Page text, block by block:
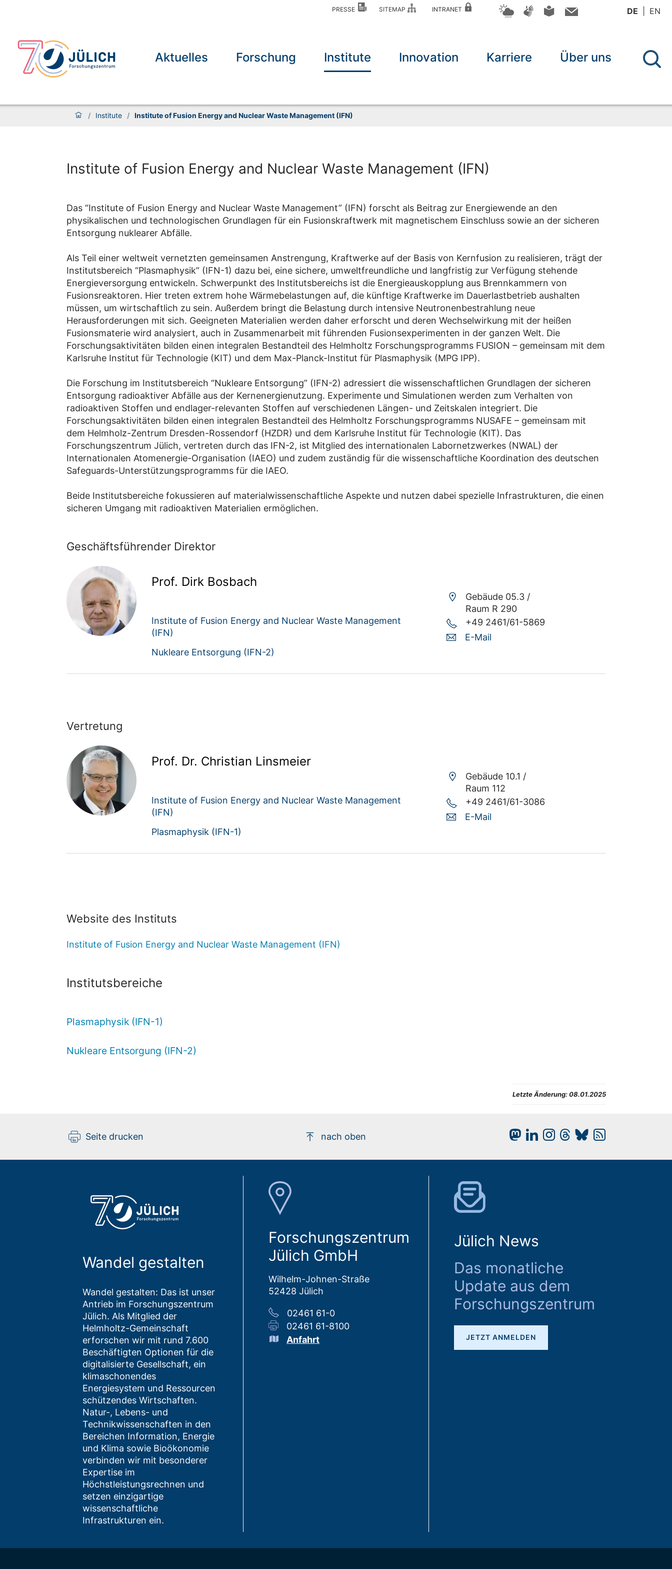
PRESSE SITEMAP INTRANET DE EN
Aktuelles Forschung Institute Innovation Karriere Über uns
/ Institute / Institute of Fusion Energy and Nuclear Waste Management (IFN)
Institute of Fusion Energy and Nuclear Waste Management (IFN)
Das “Institute of Fusion Energy and Nuclear Waste Management” (IFN) forscht als Beitrag zur Energiewende an den
physikalischen und technologischen Grundlagen für ein Fusionskraftwerk mit magnetischem Einschluss sowie an der sicheren
Entsorgung nuklearer Abfälle.
Als Teil einer weltweit vernetzten gemeinsamen Anstrengung, Kraftwerke auf der Basis von Kernfusion zu realisieren, trägt der
Institutsbereich “Plasmaphysik” (IFN-1) dazu bei, eine sichere, umweltfreundliche und langfristig zur Verfügung stehende
Energieversorgung entwickeln. Schwerpunkt des Institutsbereichs ist die Energieauskopplung aus Brennkammern von
Fusionsreaktoren. Hier treten extrem hohe Wärmebelastungen auf, die künftige Kraftwerke im Dauerlastbetrieb aushalten
müssen, um wirtschaftlich zu sein. Außerdem bringt die Belastung durch intensive Neutronenbestrahlung neue
Herausforderungen mit sich. Geeigneten Materialien werden daher erforscht und deren Wechselwirkung mit der heißen
Fusionsmaterie wird analysiert, auch in Zusammenarbeit mit führenden Fusionsexperimenten in der ganzen Welt. Die
Forschungsaktivitäten bilden einen integralen Bestandteil des Helmholtz Forschungsprogramms FUSION – gemeinsam mit dem
Karlsruhe Institut für Technologie (KIT) und dem Max-Planck-Institut für Plasmaphysik (MPG IPP).
Die Forschung im Institutsbereich “Nukleare Entsorgung” (IFN-2) adressiert die wissenschaftlichen Grundlagen der sicheren
Entsorgung radioaktiver Abfälle aus der Kernenergienutzung. Experimente und Simulationen werden zum Verhalten von
radioaktiven Stoffen und endlager-relevanten Stoffen auf verschiedenen Längen- und Zeitskalen integriert. Die
Forschungsaktivitäten bilden einen integralen Bestandteil des Helmholtz Forschungsprogramms NUSAFE – gemeinsam mit
dem Helmholz-Zentrum Dresden-Rossendorf (HZDR) und dem Karlsruhe Institut für Technologie (KIT). Das
Forschungszentrum Jülich, vertreten durch das IFN-2, ist Mitglied des internationalen Labornetzwerkes (NWAL) der
Internationalen Atomenergie-Organisation (IAEO) und zudem zuständig für die wissenschaftliche Koordination des deutschen
Safeguards-Unterstützungsprogramms für die IAEO.
Beide Institutsbereiche fokussieren auf materialwissenschaftliche Aspekte und nutzen dabei spezielle Infrastrukturen, die einen
sicheren Umgang mit radioaktiven Materialien ermöglichen.
Geschäftsführender Direktor
Prof. Dirk Bosbach
Institute of Fusion Energy and Nuclear Waste Management
(IFN)
Nukleare Entsorgung (IFN-2)
Gebäude 05.3 /
Raum R 290
+49 2461/61-5869
E-Mail
Vertretung
Prof. Dr. Christian Linsmeier
Institute of Fusion Energy and Nuclear Waste Management
(IFN)
Plasmaphysik (IFN-1)
Gebäude 10.1 /
Raum 112
+49 2461/61-3086
E-Mail
Website des Instituts
Institute of Fusion Energy and Nuclear Waste Management (IFN)
Institutsbereiche
Plasmaphysik (IFN-1)
Nukleare Entsorgung (IFN-2)
Letzte Änderung: 08.01.2025
Seite drucken nach oben
Wandel gestalten
Wandel gestalten: Das ist unser
Antrieb im Forschungszentrum
Jülich. Als Mitglied der
Helmholtz-Gemeinschaft
erforschen wir mit rund 7.600
Beschäftigten Optionen für die
digitalisierte Gesellschaft, ein
klimaschonendes
Energiesystem und Ressourcen
schützendes Wirtschaften.
Natur-, Lebens- und
Technikwissenschaften in den
Bereichen Information, Energie
und Klima sowie Bioökonomie
verbinden wir mit besonderer
Expertise im
Höchstleistungsrechnen und
setzen einzigartige
wissenschaftliche
Infrastrukturen ein.
Forschungszentrum
Jülich GmbH
Wilhelm-Johnen-Straße
52428 Jülich
02461 61-0
02461 61-8100
Anfahrt
Jülich News
Das monatliche
Update aus dem
Forschungszentrum
JETZT ANMELDEN